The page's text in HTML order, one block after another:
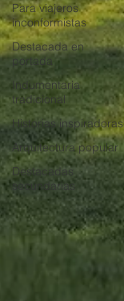
Para viajeros
inconformistas
Destacada en
portada
Indumentaria
tradicional
Historias inspiradoras
Arquitectura popular
Destacadas
secundarias